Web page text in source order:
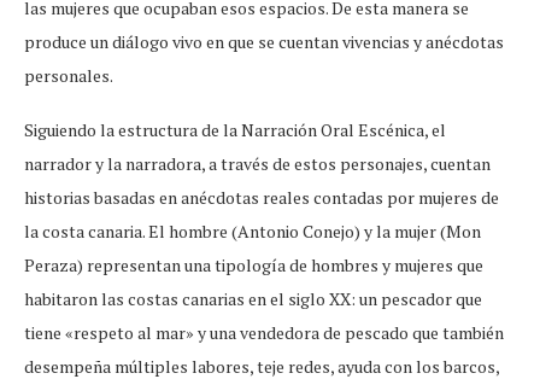
las mujeres que ocupaban esos espacios. De esta manera se
produce un diálogo vivo en que se cuentan vivencias y anécdotas
personales.
Siguiendo la estructura de la Narración Oral Escénica, el
narrador y la narradora, a través de estos personajes, cuentan
historias basadas en anécdotas reales contadas por mujeres de
la costa canaria. El hombre (Antonio Conejo) y la mujer (Mon
Peraza) representan una tipología de hombres y mujeres que
habitaron las costas canarias en el siglo XX: un pescador que
tiene «respeto al mar» y una vendedora de pescado que también
desempeña múltiples labores, teje redes, ayuda con los barcos,